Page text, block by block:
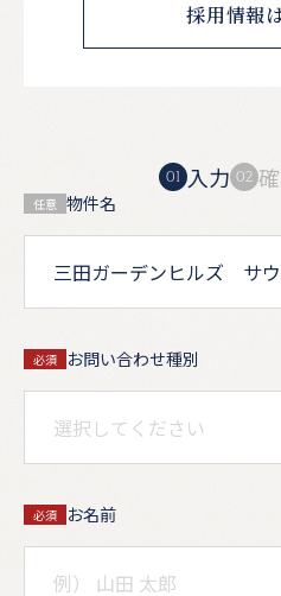
採用情報
入力
任意 物件名
必須 お問い合わせ種別
必須 お名前